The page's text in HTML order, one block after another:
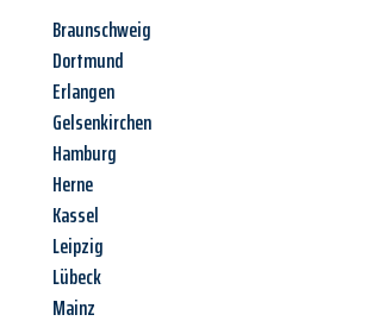
Braunschweig
Dortmund
Erlangen
Gelsenkirchen
Hamburg
Herne
Kassel
Leipzig
Lübeck
Mainz